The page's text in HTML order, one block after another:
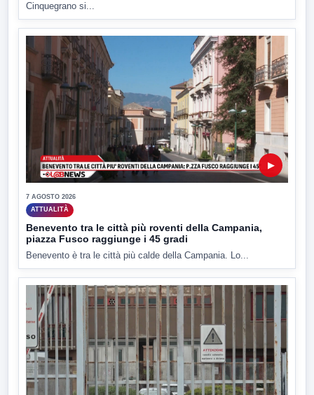
Cinquegrano si...
▶
7 AGOSTO 2026
ATTUALITÀ
Benevento tra le città più roventi della Campania,
piazza Fusco raggiunge i 45 gradi
Benevento è tra le città più calde della Campania. Lo...